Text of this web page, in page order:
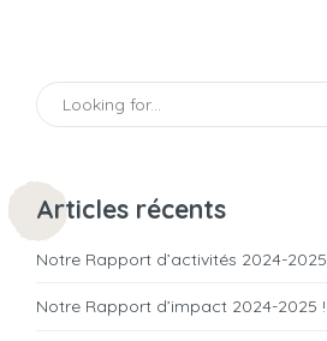
Articles récents
Notre Rapport d’activités 2024-2025
Notre Rapport d’impact 2024-2025 !